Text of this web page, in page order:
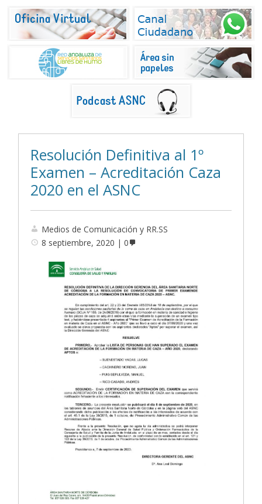
Resolución Definitiva al 1º
Examen – Acreditación Caza
2020 en el ASNC
Medios de Comunicación y RR.SS
8 septiembre, 2020
0